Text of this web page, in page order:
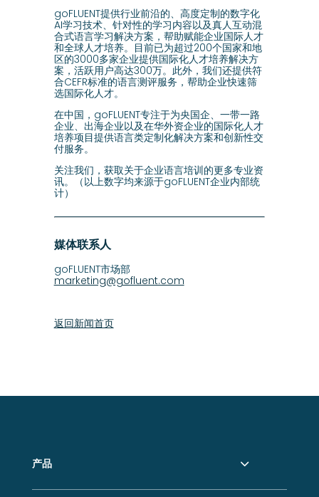
goFLUENT提供行业前沿的、高度定制的数字化
AI学习技术、针对性的学习内容以及真人互动混
合式语言学习解决方案，帮助赋能企业国际人才
和全球人才培养。目前已为超过200个国家和地
区的3000多家企业提供国际化人才培养解决方
案，活跃用户高达300万。此外，我们还提供符
合CEFR标准的语言测评服务，帮助企业快速筛
选国际化人才。
在中国，goFLUENT专注于为央国企、一带一路
企业、出海企业以及在华外资企业的国际化人才
培养项目提供语言类定制化解决方案和创新性交
付服务。
关注我们，获取关于企业语言培训的更多专业资
讯。（以上数字均来源于goFLUENT企业内部统
计）
媒体联系人
goFLUENT市场部
marketing@gofluent.com
返回新闻首页
产品